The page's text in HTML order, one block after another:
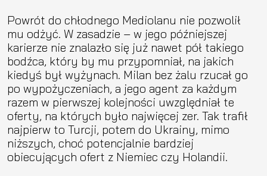
Powrót do chłodnego Mediolanu nie pozwolił
mu odżyć. W zasadzie – w jego późniejszej
karierze nie znalazło się już nawet pół takiego
bodźca, który by mu przypomniał, na jakich
kiedyś był wyżynach. Milan bez żalu rzucał go
po wypożyczeniach, a jego agent za każdym
razem w pierwszej kolejności uwzględniał te
oferty, na których było najwięcej zer. Tak trafił
najpierw to Turcji, potem do Ukrainy, mimo
niższych, choć potencjalnie bardziej
obiecujących ofert z Niemiec czy Holandii.